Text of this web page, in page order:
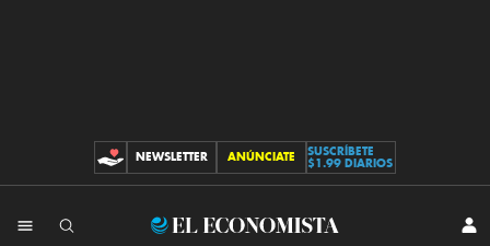
CONTRIBUCIONES
NEWSLETTER ANÚNCIATE
SUSCRÍBETE
$1.99 DIARIOS
El